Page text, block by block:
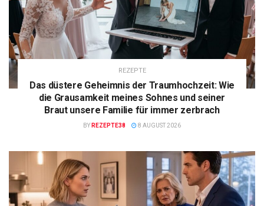
REZEPTE
Das düstere Geheimnis der Traumhochzeit: Wie
die Grausamkeit meines Sohnes und seiner
Braut unsere Familie für immer zerbrach
BY REZEPTE38 8 AUGUST 2026